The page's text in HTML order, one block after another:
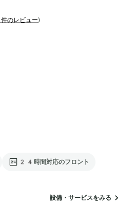
レビュー)
24時間対応のフロント
設備・サービスをみる